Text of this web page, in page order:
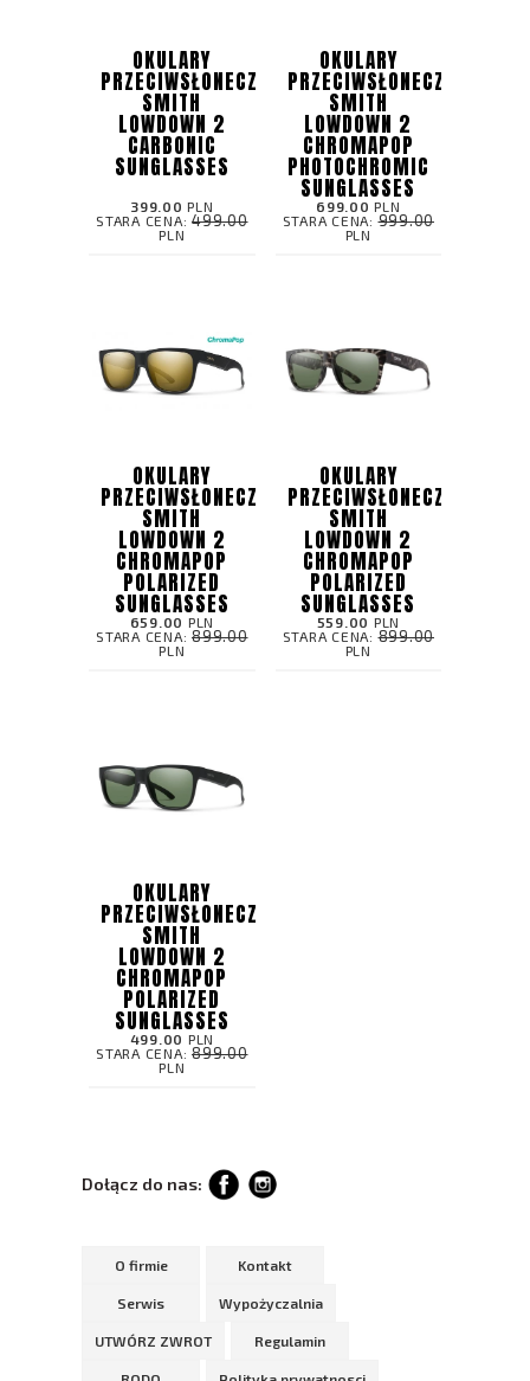
OKULARY
PRZECIWSŁONECZNE
SMITH
LOWDOWN 2
CARBONIC
SUNGLASSES
399.00 PLN
STARA CENA: 499.00
PLN
OKULARY
PRZECIWSŁONECZNE
SMITH
LOWDOWN 2
CHROMAPOP
PHOTOCHROMIC
SUNGLASSES
699.00 PLN
STARA CENA:999.00
PLN
OKULARY
PRZECIWSŁONECZNE
SMITH
LOWDOWN 2
CHROMAPOP
POLARIZED
SUNGLASSES
659.00 PLN
STARA CENA: 899.00
PLN
OKULARY
PRZECIWSŁONECZNE
SMITH
LOWDOWN 2
CHROMAPOP
POLARIZED
SUNGLASSES
559.00 PLN
STARA CENA:899.00
PLN
OKULARY
PRZECIWSŁONECZNE
SMITH
LOWDOWN 2
CHROMAPOP
POLARIZED
SUNGLASSES
499.00 PLN
STARA CENA: 899.00
PLN
Dołącz do nas:
O firmie Kontakt
Serwis Wypożyczalnia
UTWÓRZ ZWROT Regulamin